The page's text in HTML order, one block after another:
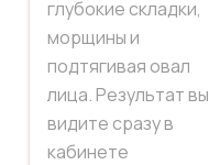
глубокие складки,
морщины и
подтягивая овал
лица. Результат вы
видите сразу в
кабинете